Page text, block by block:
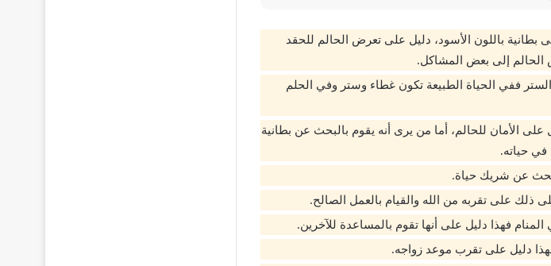
باللون الأسود، دليل على تعرض الحالم للحقد
الحالم إلى بعض المشاكل.
ففي الحياة الطبيعة تكون غطاء وستر وفي الحلم
الأمان للحالم، أما من يرى أنه يقوم بالبحث عن بطانية
في حياته.
عن شريك حياة.
ذلك على تقربه من الله والقيام بالعمل الصالح.
فهذا دليل على أنها تقوم بالمساعدة للآخرين.
فهذا دليل على تقرب موعد زواجه.